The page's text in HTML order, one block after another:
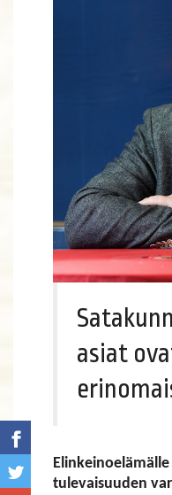
asiat
tulevaisuuden